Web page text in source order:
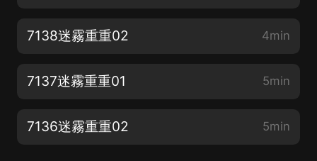
7138迷霧重重02 4min
7137迷霧重重01 5min
7136迷霧重重02 5min